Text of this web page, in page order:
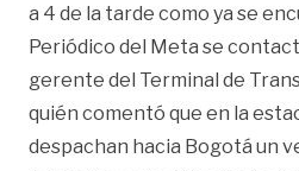
a 4 de la tarde como ya se
Periódico del Meta se
gerente del Terminal de
quién comentó que en la
despachan hacia Bogotá un